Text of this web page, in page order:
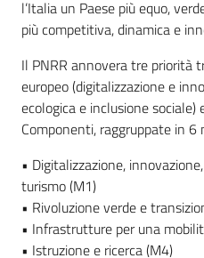
l’Italia un Paese più equo,
più competitiva, dinamica e
Il PNRR annovera tre priorità
europeo (digitalizzazione e
ecologica e inclusione
Componenti, raggruppate in 6
• Digitalizzazione,
turismo (M1)
• Rivoluzione verde e
• Infrastrutture per una
• Istruzione e ricerca (M4)